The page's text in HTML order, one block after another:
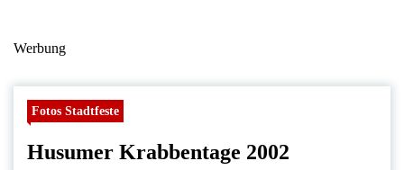
Werbung
Fotos Stadtfeste
Husumer Krabbentage 2002